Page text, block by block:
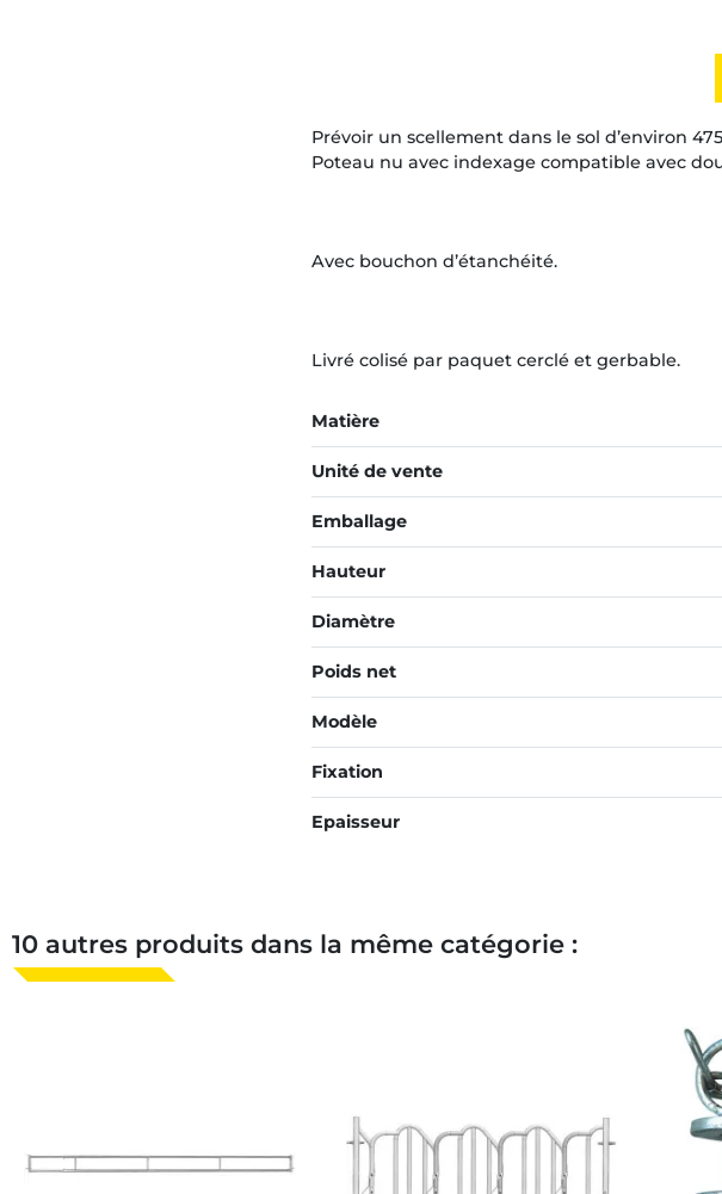
Prévoir un scellement dans le sol d’environ
Poteau nu avec indexage compatible avec
Avec bouchon d’étanchéité.
Livré colisé par paquet cerclé et gerbable.
Matière
Unité de vente
Emballage
Hauteur
Diamètre
Poids net
Modèle
Fixation
Epaisseur
10 autres produits dans la même catégorie :